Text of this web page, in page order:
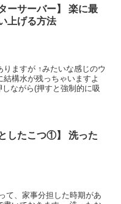
ーサーバー】 楽に最
上げる方法
ますが ↑みたいな感じのウ
構水が残っちゃいますよ
ながら(押すと強制的に吸
したこつ①】 洗った
て、家事分担した時期があ